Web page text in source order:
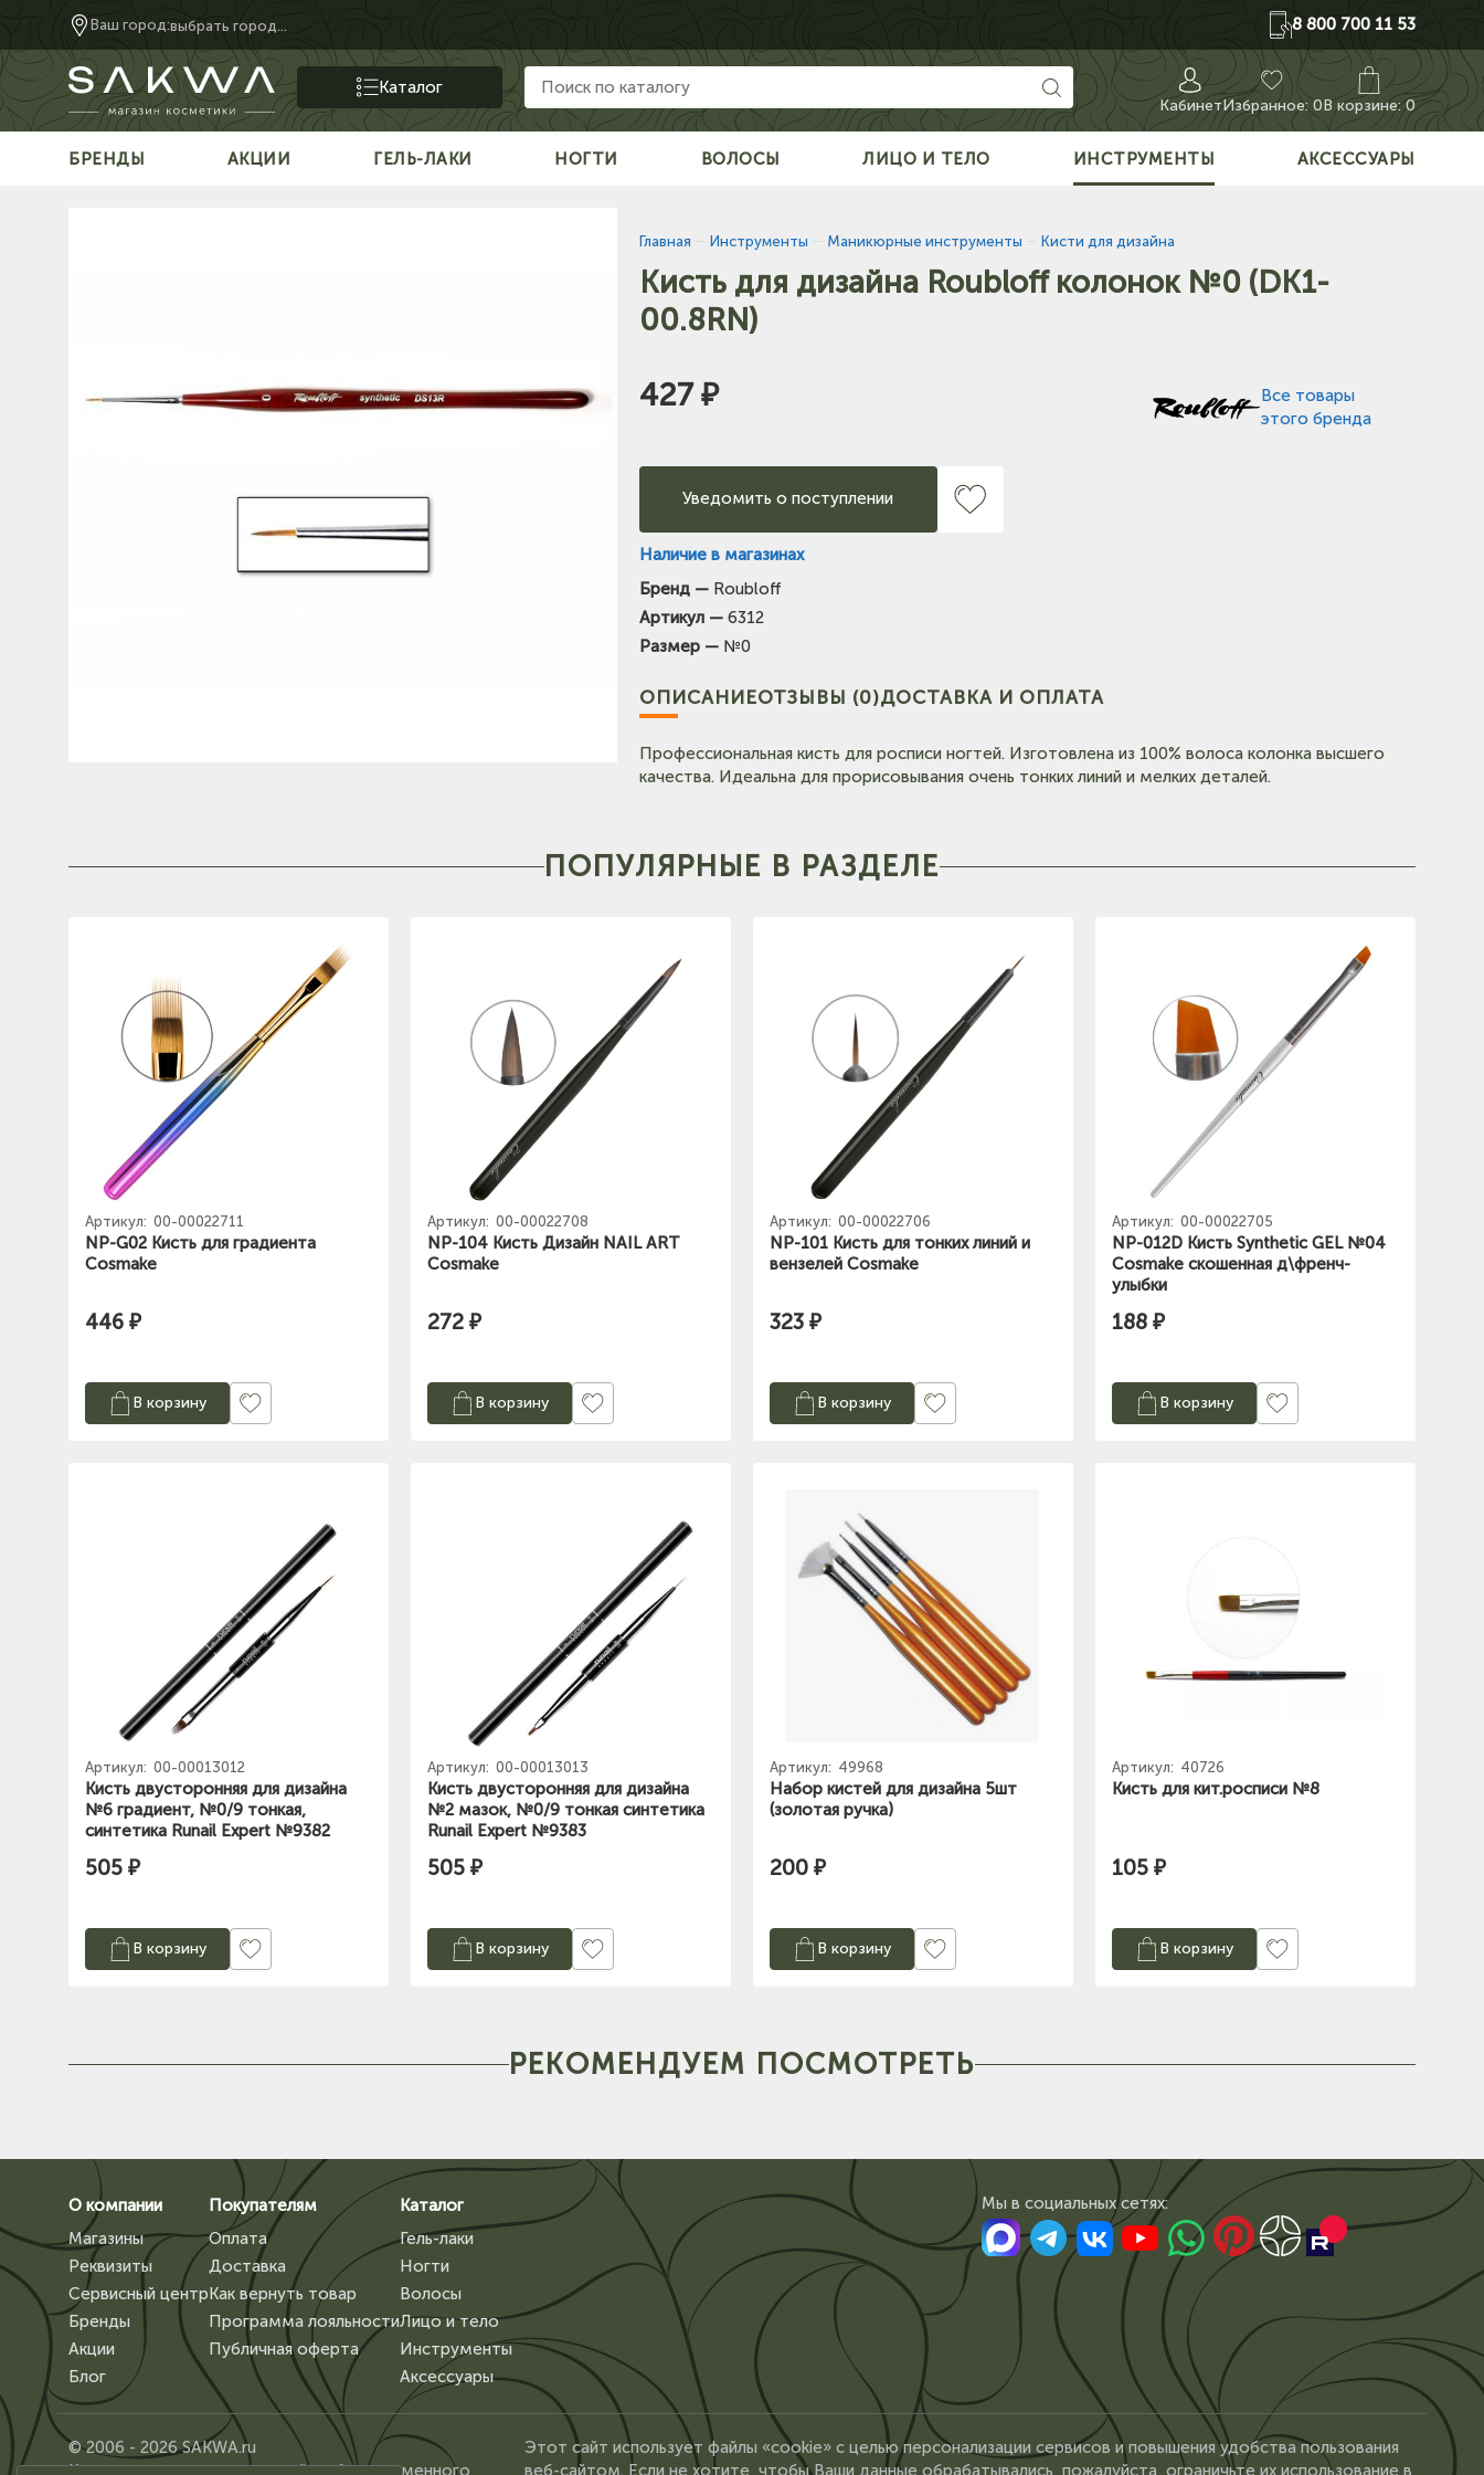
Ваш город:выбрать город... 8 800 700 11 53
Каталог
КабинетИзбранное:0В корзине: 0
БРЕНДЫ АКЦИИ ГЕЛЬ-ЛАКИ НОГТИ ВОЛОСЫ ЛИЦО И ТЕЛО ИНСТРУМЕНТЫ АКСЕССУАРЫ
Главная Инструменты Маникюрные инструменты Кисти для дизайна
Кисть для дизайна Roubloff колонок №0 (DK1-
00.8RN)
427 ₽
Все товары
этого бренда
Уведомить о поступлении
Наличие в магазинах
Бренд — Roubloff
Артикул — 6312
Размер — №0
ОПИСАНИЕОТЗЫВЫ (0)ДОСТАВКА И ОПЛАТА
Профессиональная кисть для росписи ногтей. Изготовлена из 100% волоса колонка высшего
качества. Идеальна для прорисовывания очень тонких линий и мелких деталей.
ПОПУЛЯРНЫЕ В РАЗДЕЛЕ
Артикул: 00-00022711
NP-G02 Кисть для градиента
Cosmake
446 ₽
В корзину
Артикул: 00-00022708
NP-104 Кисть Дизайн NAIL ART
Cosmake
272 ₽
В корзину
Артикул: 00-00022706
NP-101 Кисть для тонких линий и
вензелей Cosmake
323 ₽
В корзину
Артикул: 00-00022705
NP-012D Кисть Synthetic GEL №04
Cosmake скошенная д\френч-
улыбки
188 ₽
В корзину
Артикул: 00-00013012
Кисть двусторонняя для дизайна
№6 градиент, №0/9 тонкая,
синтетика Runail Expert №9382
505 ₽
В корзину
Артикул: 00-00013013
Кисть двусторонняя для дизайна
№2 мазок, №0/9 тонкая синтетика
Runail Expert №9383
505 ₽
В корзину
Артикул: 49968
Набор кистей для дизайна 5шт
(золотая ручка)
200 ₽
В корзину
Артикул: 40726
Кисть для кит.росписи №8
105 ₽
В корзину
РЕКОМЕНДУЕМ ПОСМОТРЕТЬ
О компании
Магазины
Реквизиты
Сервисный центр
Бренды
Акции
Блог
Покупателям
Оплата
Доставка
Как вернуть товар
Программа лояльности
Публичная оферта
Каталог
Гель-лаки
Ногти
Волосы
Лицо и тело
Инструменты
Аксессуары
Мы в сoциальных сетях:
© 2006 - 2026 SAKWA.ru
Копирование материалов сайта, без письменного
Этот сайт использует файлы «cookie» с целью персонализации сервисов и повышения удобства пользования
веб-сайтом. Если не хотите, чтобы Ваши данные обрабатывались, пожалуйста, ограничьте их использование в